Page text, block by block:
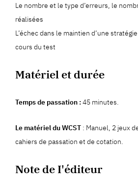
Le nombre et le type d’erreurs, le
réalisées
L’échec dans le maintien d’une
cours du test
Matériel et durée
Temps de passation :45 minutes.
Le matériel du WCST : Manuel, 2 jeux
cahiers de passation et de cotation.
Note de I'éditeur